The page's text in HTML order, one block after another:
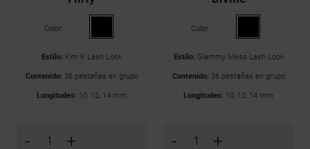
Color:
Estilo: Kim K Lash Look
Contenido: 36 pestañas en grupo
Longitudes: 10, 12, 14 mm
- +
Color:
Estilo: Glammy Mess Lash Look
Contenido: 36 pestañas en grupo
Longitudes: 10, 12, 14 mm
- +